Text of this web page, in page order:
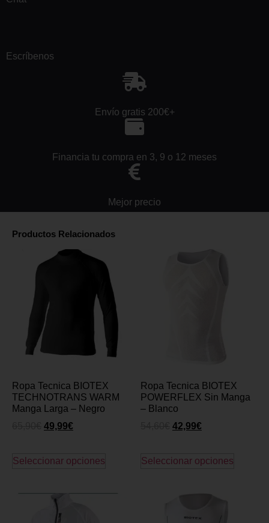
Escríbenos
Envío gratis 200€+
Financia tu compra en 3, 9 o 12 meses
Mejor precio
Productos Relacionados
Ropa Tecnica BIOTEX
TECHNOTRANS WARM
Manga Larga – Negro
49,99€
Seleccionar opciones
Ropa Tecnica BIOTEX
POWERFLEX Sin Manga
– Blanco
42,99€
Seleccionar opciones